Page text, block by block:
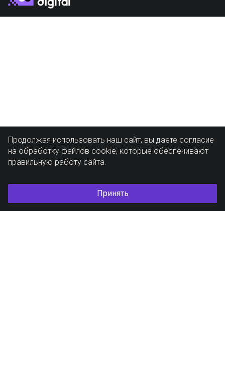
Продолжая использовать наш сайт, вы даете согласие
на обработку файлов cookie, которые обеспечивают
правильную работу сайта.
Принять